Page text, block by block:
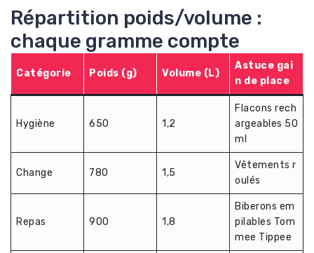
Répartition poids/volume :
chaque gramme compte
Catégorie Poids (g) Volume (L)
Astuce gai
n de place
Hygiène 650 1,2
Flacons rech
argeables 50
ml
Change 780 1,5
Vêtements r
oulés
Repas 900 1,8
Biberons em
pilables Tom
mee Tippee